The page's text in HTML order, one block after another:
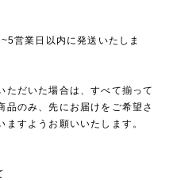
営業日以内に発送いたしま
ただいた場合は、すべて揃って
品のみ、先にお届けをご希望さ
すようお願いいたします。